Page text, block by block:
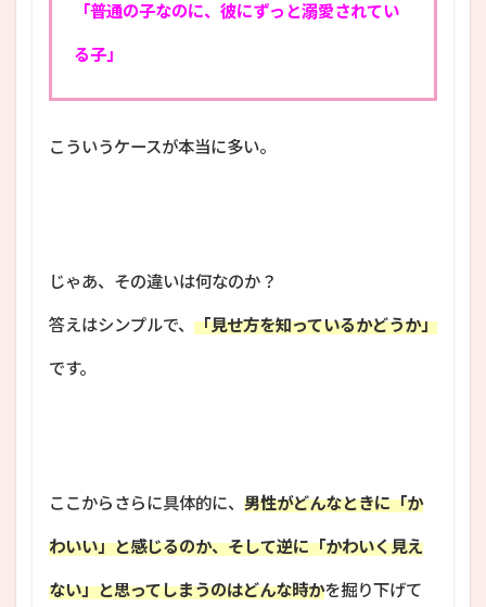
「普通の子なのに、彼にずっと溺愛されてい
る子」
こういうケースが本当に多い。
じゃあ、その違いは何なのか？
答えはシンプルで、 「見せ方を知っているかどうか」
です。
ここからさらに具体的に、 男性がどんなときに「か
わいい」と感じるのか、そして逆に「かわいく見え
ない」と思ってしまうのはどんな時かを掘り下げて